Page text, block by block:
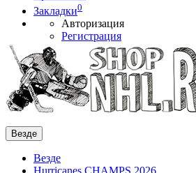
Закладки0
Авторизация
Регистрация
Везде
Везде
Hurricanes CHAMPS 2026